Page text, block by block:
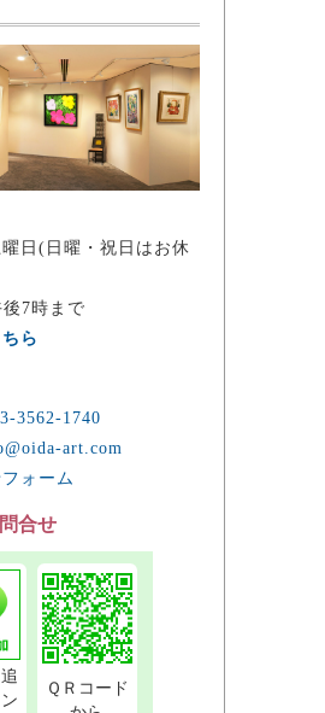
日(日曜・祝日はお休
7時まで
ら
3562-1740
art.com
ォーム
合せ
ＱＲコード